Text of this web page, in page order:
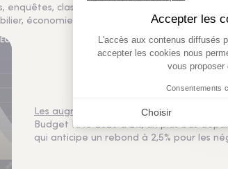
enquêtes, classements, résumés en un
économie, finances, etc. Ne manquez pas
Les augmentations de salaire au plus bas
Budget NAO 2026 à 2%, un plus bas
qui anticipe un rebond à 2,5% pour les